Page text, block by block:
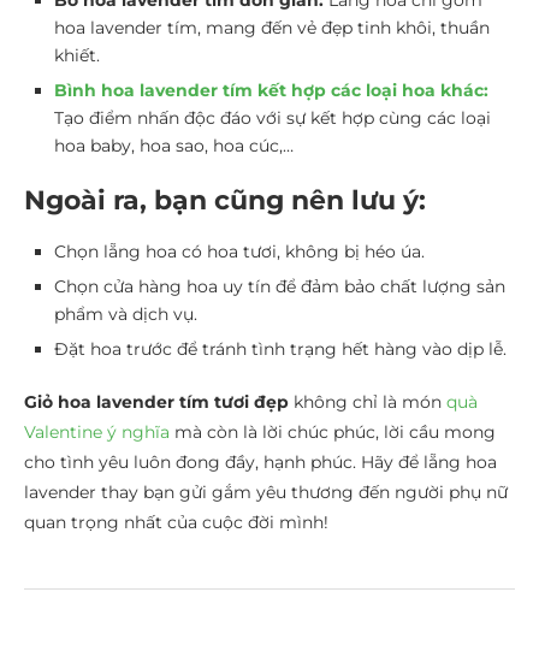
hoa lavender tím, mang đến vẻ đẹp tinh khôi, thuần
khiết.
Bình hoa lavender tím kết hợp các loại hoa khác:
Tạo điểm nhấn độc đáo với sự kết hợp cùng các loại
hoa baby, hoa sao, hoa cúc,…
Ngoài ra, bạn cũng nên lưu ý:
Chọn lẵng hoa có hoa tươi, không bị héo úa.
Chọn cửa hàng hoa uy tín để đảm bảo chất lượng sản
phẩm và dịch vụ.
Đặt hoa trước để tránh tình trạng hết hàng vào dịp lễ.
Giỏ hoa lavender tím tươi đẹp không chỉ là món quà
Valentine ý nghĩa mà còn là lời chúc phúc, lời cầu mong
cho tình yêu luôn đong đầy, hạnh phúc. Hãy để lẵng hoa
lavender thay bạn gửi gắm yêu thương đến người phụ nữ
quan trọng nhất của cuộc đời mình!